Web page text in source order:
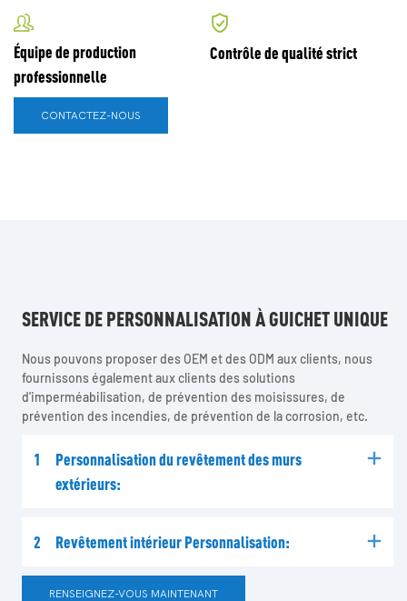
Équipe de production
professionnelle
Contrôle de qualité strict
CONTACTEZ-NOUS
SERVICE DE PERSONNALISATION À GUICHET UNIQUE
Nous pouvons proposer des OEM et des ODM aux clients, nous
fournissons également aux clients des solutions
d'imperméabilisation, de prévention des moisissures, de
prévention des incendies, de prévention de la corrosion, etc.
1
Personnalisation du revêtement des murs
extérieurs:
2 Revêtement intérieur Personnalisation:
RENSEIGNEZ-VOUS MAINTENANT